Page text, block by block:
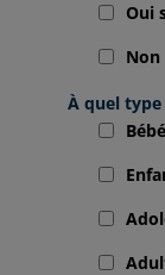
Oui
Non
À quel